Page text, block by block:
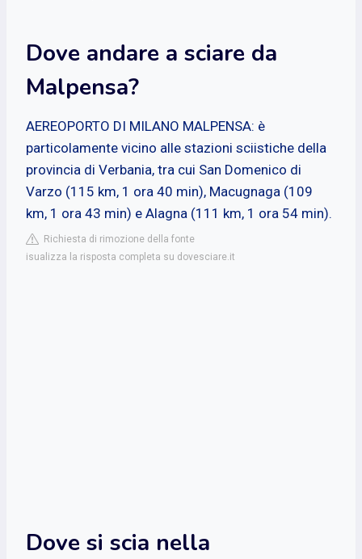
Dove andare a sciare da
Malpensa?
AEREOPORTO DI MILANO MALPENSA: è
particolamente vicino alle stazioni sciistiche della
provincia di Verbania, tra cui San Domenico di
Varzo (115 km, 1 ora 40 min), Macugnaga (109
km, 1 ora 43 min) e Alagna (111 km, 1 ora 54 min).
Richiesta di rimozione della fonte
isualizza la risposta completa su dovesciare.it
Dove si scia nella